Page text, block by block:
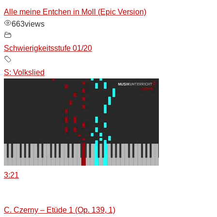
Alle meine Entchen in Moll (Epic Version)
663views
Schwierigkeitsstufe 01/20
S: Volkslied
3:21
C. Czerny – Etüde 1 (Op. 139, 1)